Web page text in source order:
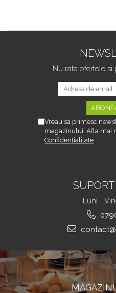
Nu rata ofertele
Vreau sa primesc
magazinului. Afla mai
Confidentialitate
Luni -